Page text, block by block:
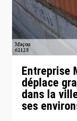
Entreprise
déplace
dans la
ses